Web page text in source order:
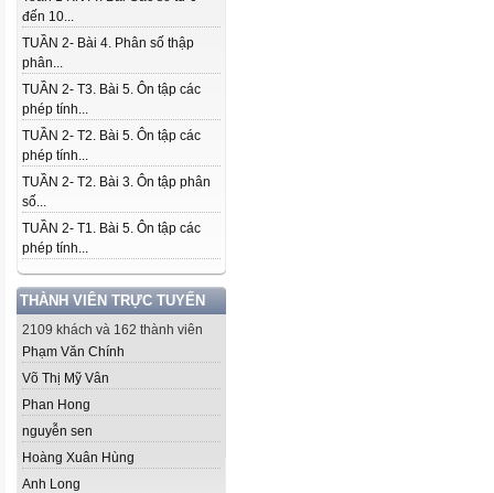
đến 10...
TUẦN 2- Bài 4. Phân số thập
phân...
TUẦN 2- T3. Bài 5. Ôn tập các
phép tính...
TUẦN 2- T2. Bài 5. Ôn tập các
phép tính...
TUẦN 2- T2. Bài 3. Ôn tập phân
số...
TUẦN 2- T1. Bài 5. Ôn tập các
phép tính...
THÀNH VIÊN TRỰC TUYẾN
2109 khách và 162 thành viên
Phạm Văn Chính
Võ Thị Mỹ Vân
Phan Hong
nguyễn sen
Hoàng Xuân Hùng
Anh Long